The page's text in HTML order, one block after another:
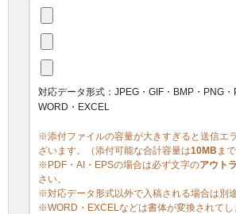
対応データ形式：JPEG・GIF・BMP・PNG・
WORD・EXCEL
※添付ファイルの容量が大きすぎると送信エ
ざいます。（添付可能な合計容量は10MB まで
※PDF・AI・EPSの場合は必ず文字のアウト
さい。
※対応データ形式以外で入稿される場合は別
※WORD・EXCELなどは書体が変換されてし